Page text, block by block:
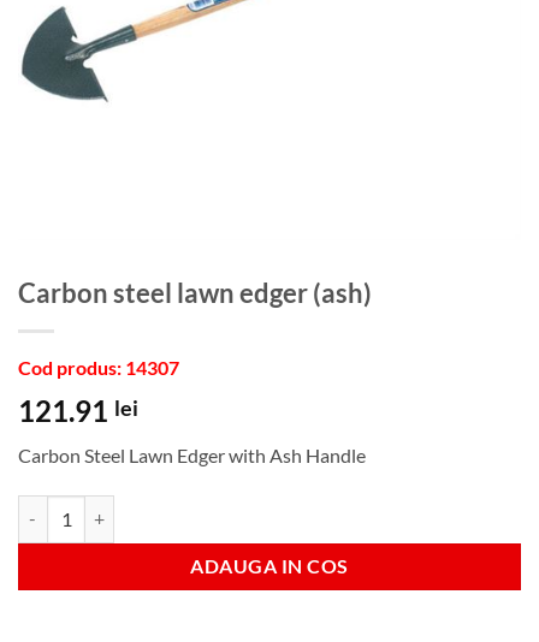
carbon steel lawn edger (ash)
Cod produs: 14307
121.91 lei
Carbon Steel Lawn Edger with Ash Handle
ADAUGA IN COS